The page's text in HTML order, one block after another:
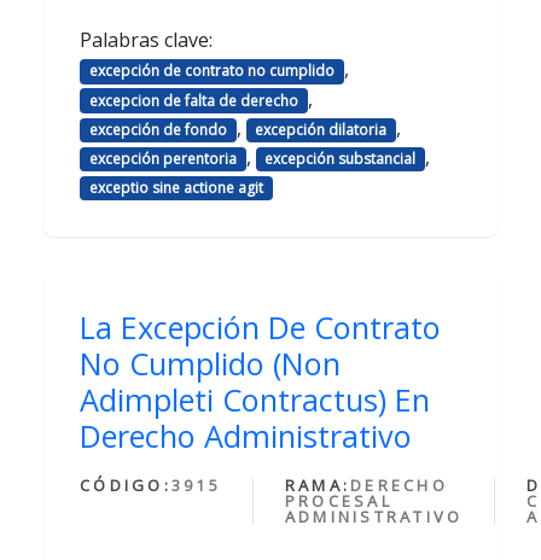
Palabras clave:
excepción de contrato no cumplido ,
excepcion de falta de derecho ,
excepción de fondo , excepción dilatoria ,
excepción perentoria , excepción substancial ,
exceptio sine actione agit
La Excepción De Contrato
No Cumplido (Non
Adimpleti Contractus) En
Derecho Administrativo
CÓDIGO:3915 RAMA: DERECHO
PROCESAL
ADMINISTRATIVO